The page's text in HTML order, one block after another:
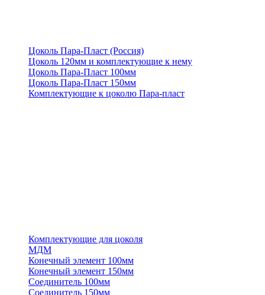
Цоколь Пара-Пласт (Россия)
Цоколь 120мм и комплектующие к нему
Цоколь Пара-Пласт 100мм
Цоколь Пара-Пласт 150мм
Комплектующие к цоколю Пара-пласт
Комплектующие для цоколя
МДМ
Конечный элемент 100мм
Конечный элемент 150мм
Соединитель 100мм
Соединитель 150мм